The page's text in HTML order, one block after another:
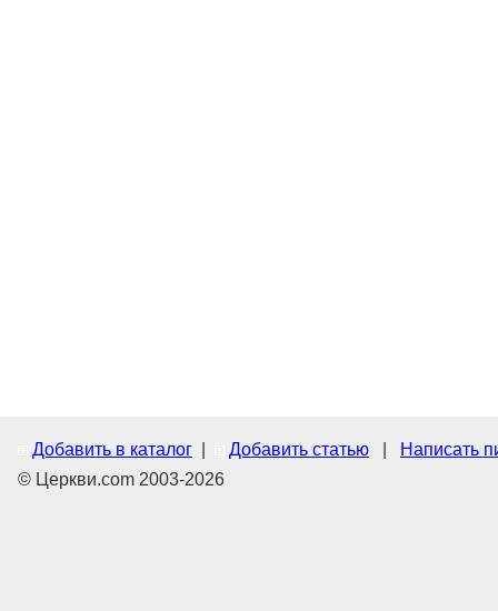
Добавить в каталог Добавить статью
Написать
© Церкви.com 2003-2026